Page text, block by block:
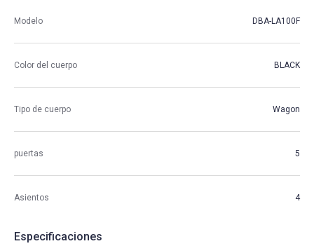
Modelo DBA-LA100F
Color del cuerpo BLACK
Tipo de cuerpo Wagon
puertas 5
Asientos 4
Especificaciones